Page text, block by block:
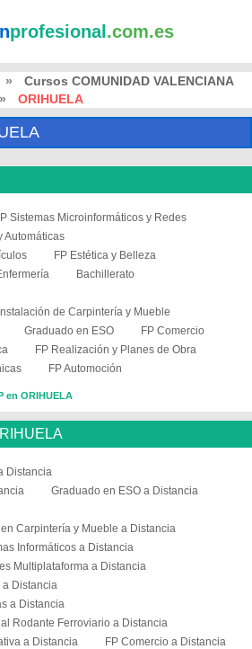
profesional .com.es
»
Cursos COMUNIDAD VALENCIANA
» ORIHUELA
Sistemas Microinformáticos y Redes
Automáticas
FP Estética y Belleza
Bachillerato
de Carpintería y Mueble
Graduado en ESO
FP Comercio
FP Realización y Planes de Obra
FP Automoción
en ORIHUELA
Distancia
Graduado en ESO a Distancia
Carpintería y Mueble a Distancia
Informáticos a Distancia
Multiplataforma a Distancia
a Distancia
a Distancia
Rodante Ferroviario a Distancia
a Distancia
FP Comercio a Distancia